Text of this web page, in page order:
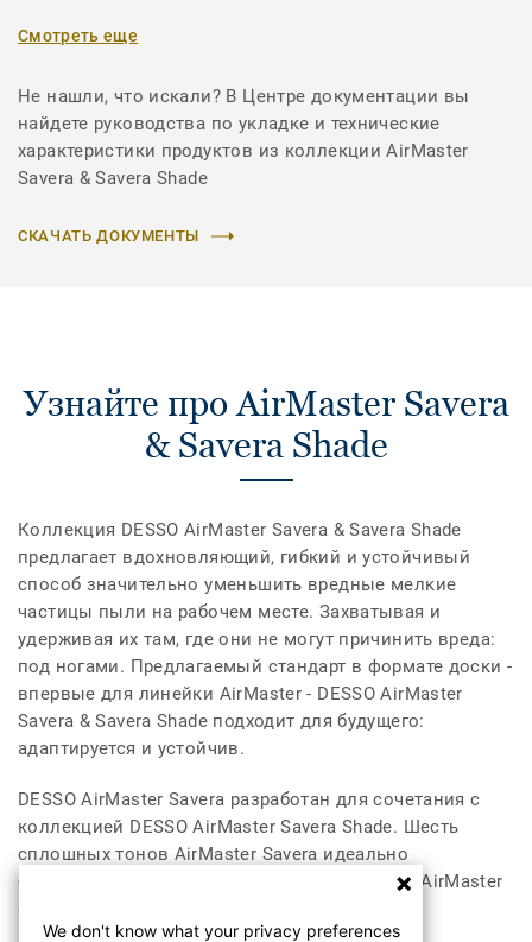
Смотреть еще
Не нашли, что искали? В Центре документации вы
найдете руководства по укладке и технические
характеристики продуктов из коллекции AirMaster
Savera & Savera Shade
СКАЧАТЬ ДОКУМЕНТЫ
Узнайте про AirMaster Savera
& Savera Shade
Коллекция DESSO AirMaster Savera & Savera Shade
предлагает вдохновляющий, гибкий и устойчивый
способ значительно уменьшить вредные мелкие
частицы пыли на рабочем месте. Захватывая и
удерживая их там, где они не могут причинить вреда:
под ногами. Предлагаемый стандарт в формате доски -
впервые для линейки AirMaster - DESSO AirMaster
Savera & Savera Shade подходит для будущего:
адаптируется и устойчив.
DESSO AirMaster Savera разработан для сочетания с
коллекцией DESSO AirMaster Savera Shade. Шесть
сплошных тонов AirMaster Savera идеально
сочетаются с шестью переходными цветами AirMaster
Savera Shade.
We don't know what your privacy preferences